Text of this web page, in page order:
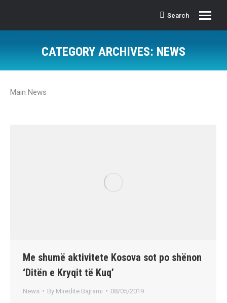
Search:
Search
CATEGORY ARCHIVES: NEWS
Main News
Me shumë aktivitete Kosova sot po shënon
‘Ditën e Kryqit të Kuq’
News By Miredite Bajrami 08/05/2019